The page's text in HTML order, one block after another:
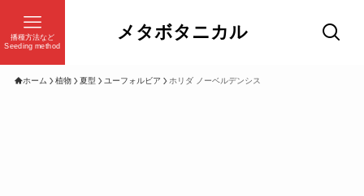
メタボタニカル
播種方法など
Seeding method
ホーム 植物 夏型 ユーフォルビア ホリダ ノーベルデンシス